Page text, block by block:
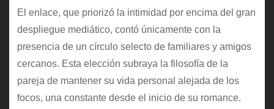
El enlace, que priorizó la intimidad por encima del gran
despliegue mediático, contó únicamente con la
presencia de un círculo selecto de familiares y amigos
cercanos. Esta elección subraya la filosofía de la
pareja de mantener su vida personal alejada de los
focos, una constante desde el inicio de su romance.